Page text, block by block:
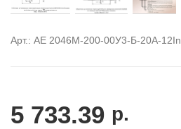
Арт.: АЕ 2046М-200-00У3-Б-20А-12In
5 733.39 р.